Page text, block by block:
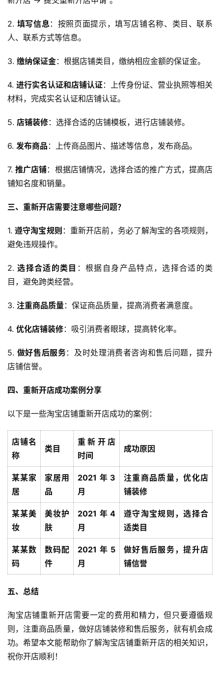
2. 填写信息：按照页面提示，填写店铺名称、类目、联系
人、联系方式等信息。
3. 缴纳保证金：根据店铺类目，缴纳相应金额的保证金。
4. 进行实名认证和店铺认证：上传身份证、营业执照等相关
材料，完成实名认证和店铺认证。
5. 店铺装修：选择合适的店铺模板，进行店铺装修。
6. 发布商品 ：上传商品图片、描述等信息，发布商品。
7. 推广店铺：根据店铺情况，选择合适的推广方式，提高店
铺知名度和销量。
三、重新开店需要注意哪些问题？
1. 遵守淘宝规则 ：重新开店前，务必了解淘宝的各项规则，
避免违规操作。
2. 选择合适的类目 ：根据自身产品特点，选择合适的类
目，避免跨类经营。
3. 注重商品质量：保证商品质量，提高消费者满意度。
4. 优化店铺装修：吸引消费者眼球，提高转化率。
5. 做好售后服务：及时处理消费者咨询和售后问题，提升
店铺信誉。
四、重新开店成功案例分享
以下是一些淘宝店铺重新开店成功的案例：
店铺名
称
类目
重新开店
时间
成功原因
某某家
居
家居用
品
2021年3
月
注重商品质量，优化店
铺装修
某某美
妆
美妆护
肤
2021年4
月
遵守淘宝规则，选择合
适类目
某某数
码
数码配
件
2021年5
月
做好售后服务，提升店
铺信誉
五、总结
淘宝店铺重新开店需要一定的费用和精力，但只要遵循规
则，注重商品质量，做好店铺装修和售后服务，就有机会成
功。希望本文能帮助你了解淘宝店铺重新开店的相关知识，
祝你开店顺利！